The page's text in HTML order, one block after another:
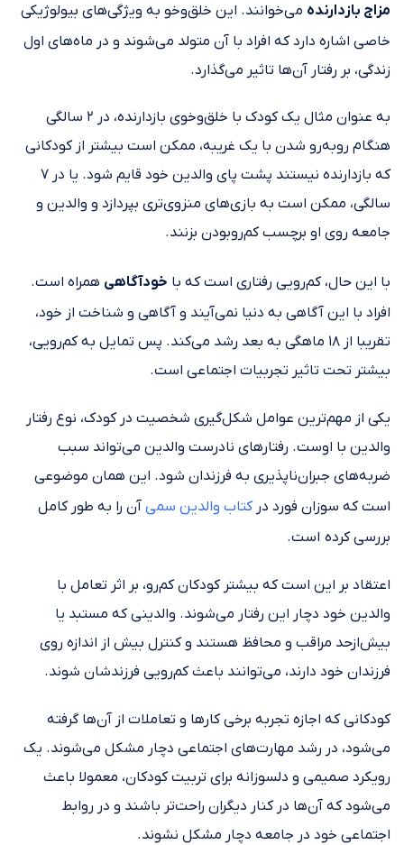
مزاج بازدارنده می‌خوانند. این خلق‌وخو به ویژگی‌های بیولوژیکی
خاصی اشاره دارد که افراد با آن متولد می‌شوند و در ماه‌های اول
زندگی، بر رفتار آن‌ها تاثیر می‌گذارد.
به عنوان مثال یک کودک با خلق‌وخوی بازدارنده، در ۲ سالگی
هنگام روبه‌رو شدن با یک غریبه، ممکن است بیشتر از کودکانی
که بازدارنده نیستند پشت پای والدین خود قایم شود. یا در ۷
سالگی، ممکن است به بازی‌های منزوی‌تری بپردازد و والدین و
جامعه روی او برچسب کم‌رو‌بودن بزنند.
با این حال، کم‌رویی رفتاری است که با خودآگاهی همراه است.
افراد با این آگاهی به دنیا نمی‌آیند و آگاهی و شناخت از خود،
تقریبا از ۱۸ ماهگی به بعد رشد می‌کند. پس تمایل به کم‌رویی،
بیشتر تحت تاثیر تجربیات اجتماعی است.
یکی از مهم‌ترین عوامل شکل‌گیری شخصیت در کودک، نوع رفتار
والدین با اوست. رفتارهای نادرست والدین می‌تواند سبب
ضربه‌های جبران‌ناپذیری به فرزندان شود. این همان موضوعی
است که سوزان فورد درکتاب والدین سمی آن را به طور کامل
بررسی کرده است.
اعتقاد بر این است که بیشتر کودکان کم‌رو، بر اثر تعامل با
والدین خود دچار این رفتار می‌شوند. والدینی که مستبد یا
بیش‌ازحد مراقب و محافظ هستند و کنترل بیش از اندازه روی
فرزندان خود دارند، می‌توانند باعث کم‌رویی فرزندشان شوند.
کودکانی که اجازه تجربه برخی کارها و تعاملات از آن‌ها گرفته
می‌شود، در رشد مهارت‌های اجتماعی دچار مشکل می‌شوند. یک
رویکرد صمیمی و دلسوزانه برای تربیت کودکان، معمولا باعث
می‌شود که آن‌ها در کنار دیگران راحت‌تر باشند و در روابط
اجتماعی خود در جامعه دچار مشکل نشوند.